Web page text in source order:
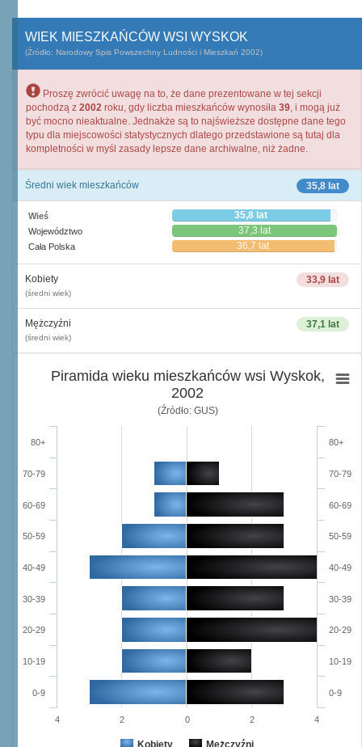
WIEK MIESZKAŃCÓW WSI WYSKOK
(Źródło: Narodowy Spis Powszechny Ludności i Mieszkań 2002)
Proszę zwrócić uwagę na to, że dane prezentowane w tej sekcji
pochodzą z 2002 roku, gdy liczba mieszkańców wynosiła 39, i mogą już
być mocno nieaktualne. Jednakże są to najświeższe dostępne dane tego
typu dla miejscowości statystycznych dlatego przedstawione są tutaj dla
kompletności w myśl zasady lepsze dane archiwalne, niż żadne.
35,8 lat
Średni wiek mieszkańców
Wieś 35,8 lat
Województwo 37,3 lat
Cała Polska 36,7 lat
33,9 lat
Kobiety
(średni wiek)
37,1 lat
Mężczyźni
(średni wiek)
Piramida wieku mieszkańców wsi Wyskok,
2002
(Źródło: GUS)
Kobiety Mężczyźni
0-9
10-19
20-29
30-39
40-49
50-59
60-69
70-79
80+
0-9
10-19
20-29
30-39
40-49
50-59
60-69
70-79
80+
4 2 0 2 4